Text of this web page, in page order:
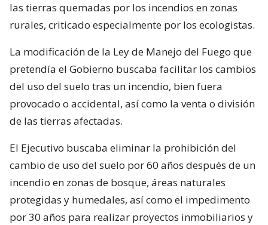
las tierras quemadas por los incendios en zonas
rurales, criticado especialmente por los ecologistas.
La modificación de la Ley de Manejo del Fuego que
pretendía el Gobierno buscaba facilitar los cambios
del uso del suelo tras un incendio, bien fuera
provocado o accidental, así como la venta o división
de las tierras afectadas.
El Ejecutivo buscaba eliminar la prohibición del
cambio de uso del suelo por 60 años después de un
incendio en zonas de bosque, áreas naturales
protegidas y humedales, así como el impedimento
por 30 años para realizar proyectos inmobiliarios y